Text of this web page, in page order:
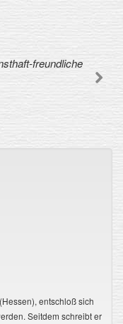
freundliche
entschloß sich
Seitdem schreibt er